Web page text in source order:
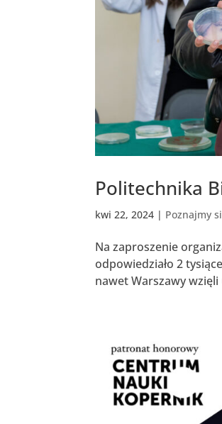
Politechnika
kwi 22, 2024 | Poznajmy
Na zaproszenie
odpowiedziało 2
nawet Warszawy